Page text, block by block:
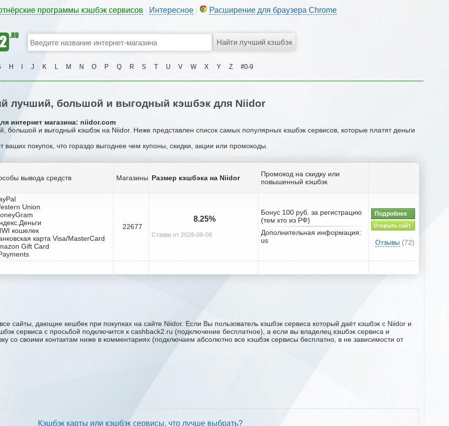
программы кэшбэк сервисов Интересное Расширение для браузера Chrome
H J K L M N O P Q R S T U V W X Y Z #0-9
лучший, большой и выгодный кэшбэк для Niidor
интернет магазина: niidor.com
большой и выгодный кэшбэк на Niidor. Ниже представлен список самых популярных кэшбэк сервисов, которые платят деньги
ваших покупок, что гораздо выгоднее чем купоны, скидки, акции или промокоды.
вывода средств Магазины Размер кэшбэка на Niidor
Промокод на скидку или
повышенный кэшбэк
Union
кошелек
карта Visa/MasterCard
Gift Card
22677
8.25%
Ставки от 2026-08-06
Бонус 100 руб. за регистрацию
(тем кто из РФ)
Дополнительная информация:
us
Подробнее
Открыть сайт
Отзывы (72)
сайты, дающие кешбек при покупках на сайте Niidor. Если Вы пользователь кэшбэк сервиса который даёт кэшбэк с Niidor и
сервиса с проcьбой подключится к cashback2.ru (подключение бесплатное), а если вы владелец кэшбэк сервиса и
со своими контактам ниже в комментариях (подключаем абсолютно все кэшбэк сервисы бесплатно, в не зависимости от
Кэшбэк карты или кэшбэк сервисы, что лучше выбрать?